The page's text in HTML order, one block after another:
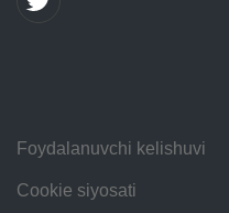
Foydalanuvchi kelishuvi
Cookie siyosati